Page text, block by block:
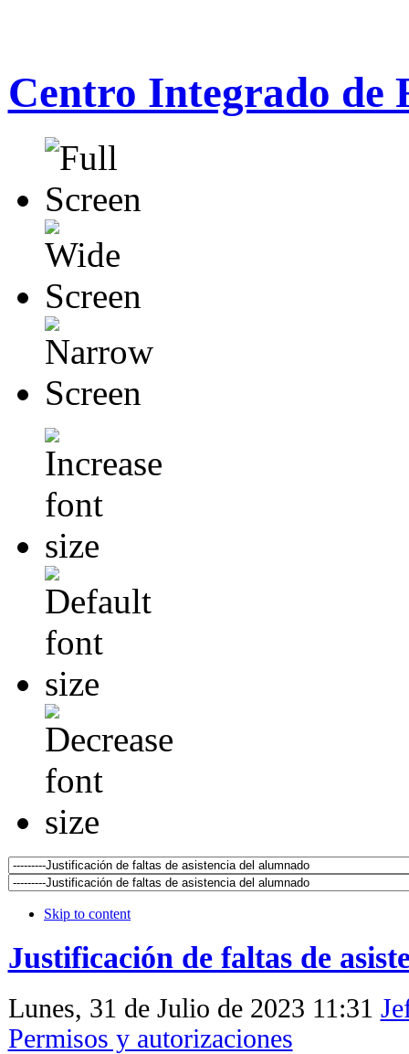
Centro Integrado de
Skip to content
Justificación de faltas de
Lunes, 31 de Julio de 2023 11:31
Permisos y autorizaciones